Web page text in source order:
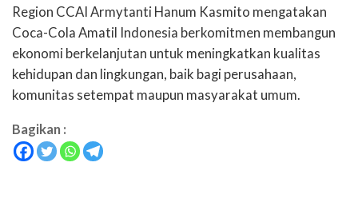
Region CCAI Armytanti Hanum Kasmito mengatakan
Coca-Cola Amatil Indonesia berkomitmen membangun
ekonomi berkelanjutan untuk meningkatkan kualitas
kehidupan dan lingkungan, baik bagi perusahaan,
komunitas setempat maupun masyarakat umum.
Bagikan :